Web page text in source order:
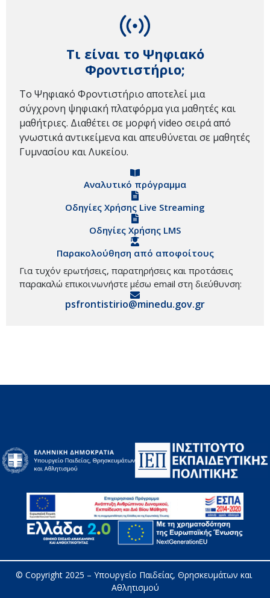
Τι είναι το Ψηφιακό
Φροντιστήριο;
Το Ψηφιακό Φροντιστήριο αποτελεί μια
σύγχρονη ψηφιακή πλατφόρμα για μαθητές και
μαθήτριες. Διαθέτει σε μορφή video σειρά από
γνωστικά αντικείμενα και απευθύνεται σε μαθητές
Γυμνασίου και Λυκείου.
Αναλυτικό πρόγραμμα
Οδηγίες Χρήσης Live Streaming
Οδηγίες Χρήσης LMS
Παρακολούθηση από αποφοίτους
Για τυχόν ερωτήσεις, παρατηρήσεις και προτάσεις
παρακαλώ επικοινωνήστε μέσω email στη διεύθυνση:
psfrontistirio@minedu.gov.gr
© Copyright 2025 – Υπουργείο Παιδείας, Θρησκευμάτων και
Αθλητισμού